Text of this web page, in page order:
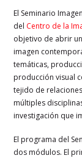
El Seminario
del Centro de la
objetivo de abrir
imagen
temáticas,
producción visual
tejido de
múltiples
investigación que
El programa del
dos módulos. El